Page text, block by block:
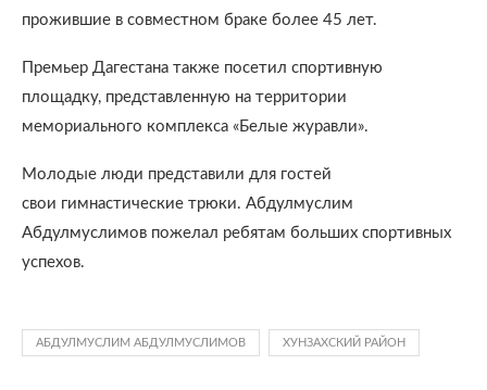
прожившие в совместном браке более 45 лет.
Премьер Дагестана также посетил спортивную
площадку, представленную на территории
мемориального комплекса «Белые журавли».
Молодые люди представили для гостей
свои гимнастические трюки. Абдулмуслим
Абдулмуслимов пожелал ребятам больших спортивных
успехов.
АБДУЛМУСЛИМ АБДУЛМУСЛИМОВ ХУНЗАХСКИЙ РАЙОН